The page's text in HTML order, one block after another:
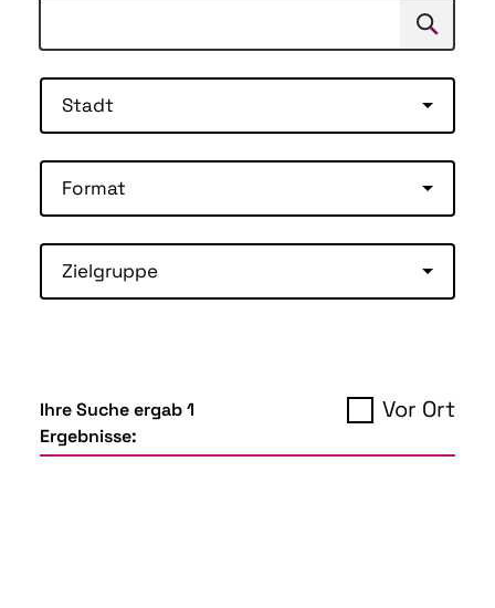
Suchen
Stadt
Format
Zielgruppe
Ihre Suche ergab 1
Ergebnisse:
Vor Ort